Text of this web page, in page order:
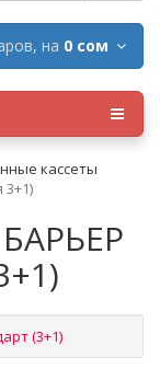
на 0 сом
кассеты
(3+1)